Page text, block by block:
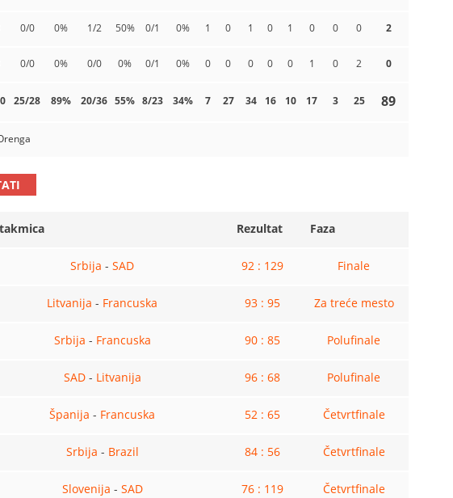
0/0 0% 1/2 50% 0/1 0% 1 0 1 0 1 0 0 0 2
0/0 0% 0/0 0% 0/1 0% 0 0 0 0 0 1 0 2 0
25/28 89% 20/36 55% 8/23 34% 7 27 34 16 10 17 3 25 89
Rezultat Faza
Srbija - SAD 92 : 129 Finale
Litvanija - Francuska 93 : 95 Za treće mesto
Srbija - Francuska 90 : 85 Polufinale
SAD- Litvanija 96 : 68 Polufinale
Španija - Francuska 52 : 65 Četvrtfinale
Srbija - Brazil 84 : 56 Četvrtfinale
Slovenija - SAD 76 : 119 Četvrtfinale